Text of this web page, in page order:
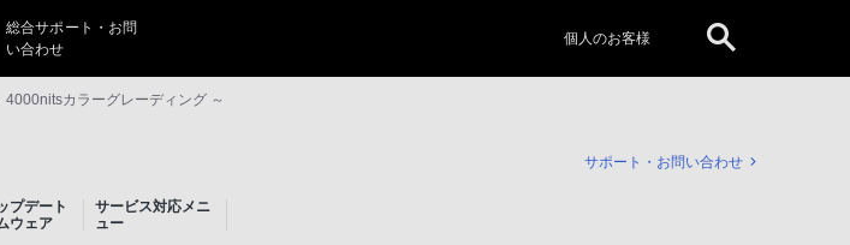
総合サポート・お問
い合わせ
個人のお客様
カラーグレーディング ～
サポート・お問い合わせ
プデート
ウェア
サービス対応メニ
ュー